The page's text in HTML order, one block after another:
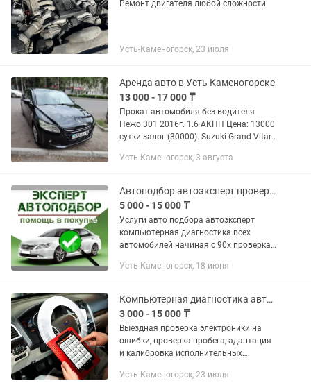
Ремонт двигателя любой сложности
Усть-Каменогорск, 23 июля
Аренда авто в Усть Каменогорске
13 000 - 17 000 ₸
Прокат автомобиля без водителя
Пежо 301 2016г. 1.6 АКПП Цена: 13000
сутки залог (30000). Suzuki Grand Vitara
(30000). При себе иметь: -
Усть-Каменогорск, 3 августа
Автоподбор автоэксперт проверка авто компьютерная диагностика авто
5 000 - 15 000 ₸
Услуги авто подбора автоэксперт
компьютерная диагностика всех
автомобилей начиная с 90х проверка
двигателя Поможем профессионально
Усть-Каменогорск, 18 июня
Компьютерная диагностика автомобиля
3 000 - 15 000 ₸
Выездная проверка электроники на
ошибки, проверка пробега, адаптация
и калибровка исполнительных
Усть-Каменогорск, 23 июля